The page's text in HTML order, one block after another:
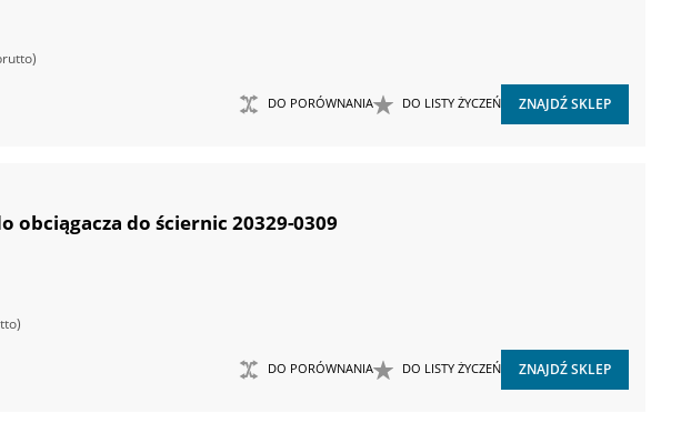
DO LISTY ŻYCZEŃ
DO PORÓWNANIA ZNAJDŹ SKLEP
obciągacza do ściernic 20329-0309
DO LISTY ŻYCZEŃ
DO PORÓWNANIA ZNAJDŹ SKLEP